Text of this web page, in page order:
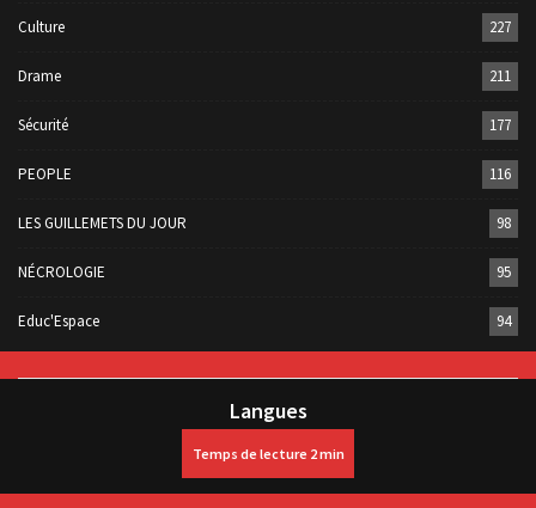
Culture 227
Drame 211
Sécurité 177
PEOPLE 116
LES GUILLEMETS DU JOUR 98
NÉCROLOGIE 95
Educ'Espace 94
Langues